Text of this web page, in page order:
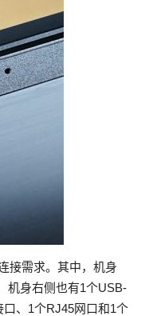
接需求。其中，机身
机身右侧也有1个USB-
、1个RJ45网口和1个